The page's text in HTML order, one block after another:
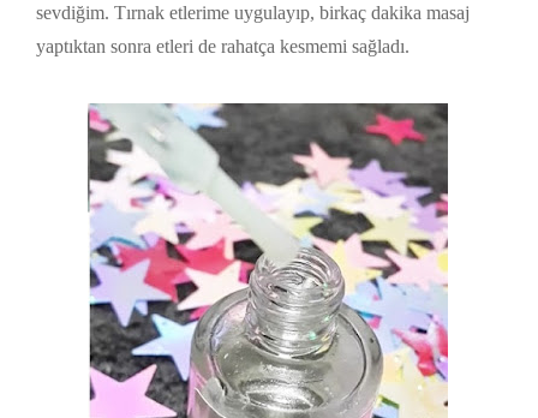
sevdiğim. Tırnak etlerime uygulayıp, birkaç dakika masaj
yaptıktan sonra etleri de rahatça kesmemi sağladı.